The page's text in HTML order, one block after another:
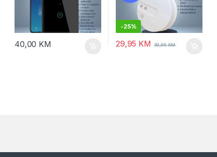
40,00 KM
-25%
29,95 KM 39,95KM